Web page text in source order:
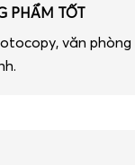
PHẨM TỐT
văn